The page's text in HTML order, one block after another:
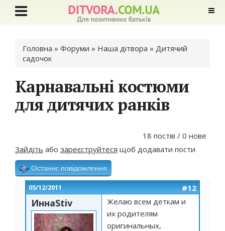
Ви є тут
Головна » Форуми » Наша дітвора » Дитячий
садочок
Карнавальні костюми
для дитячих ранків
18 постів / 0 нове
Зайдіть або зареєструйтеся щоб додавати пости
Останнє повідомлення
05/12/2011 #12
ИннаStiv
Желаю всем деткам и
их родителям
оригинальных,